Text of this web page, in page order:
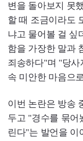
변을 돌아보지 못
할 때 조금이라도
냐고 물어볼 걸 싶
함을 가장한 말과
죄송하다"며 "당사
속 미안한 마음으
이번 논란은 방송
두고 "경수를 묶어
린다"는 발언을 이